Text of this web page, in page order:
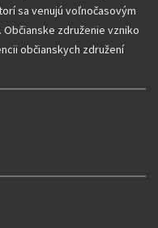
sa venujú voľnočasovým
združenie vzniko
občianskych združení